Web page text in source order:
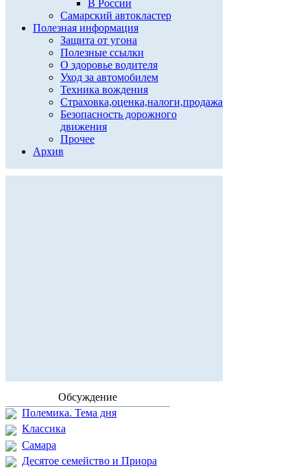
В России
Самарский автокластер
Полезная информация
Защита от угона
Полезные ссылки
О здоровье водителя
Уход за автомобилем
Техника вождения
Страховка,оценка,налоги,продажа
Безопасность дорожного
движения
Прочее
Архив
Обсуждение
Полемика. Тема дня
Классика
Самара
Десятое семейство и Приора